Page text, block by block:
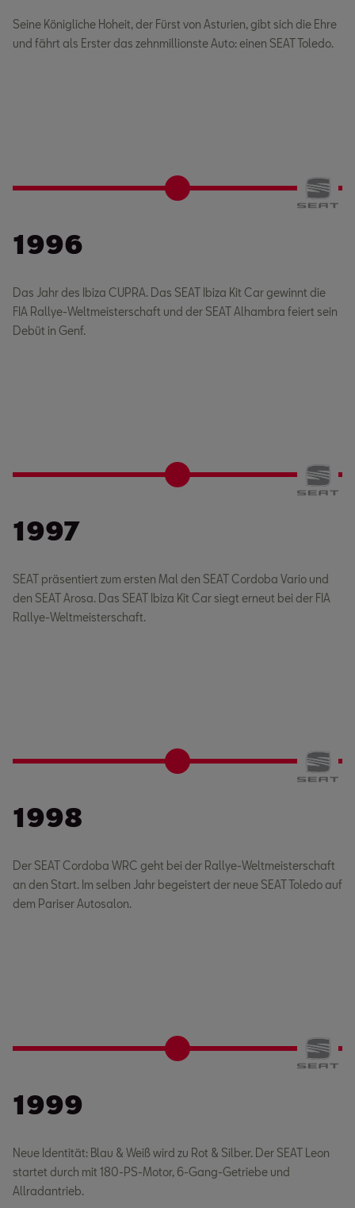
Seine Königliche Hoheit, der Fürst von Asturien, gibt sich die Ehre
und fährt als Erster das zehnmillionste Auto: einen SEAT Toledo.
1996
Das Jahr des Ibiza CUPRA. Das SEAT Ibiza Kit Car gewinnt die
FIA Rallye-Weltmeisterschaft und der SEAT Alhambra feiert sein
Debüt in Genf.
1997
SEAT präsentiert zum ersten Mal den SEAT Cordoba Vario und
den SEAT Arosa. Das SEAT Ibiza Kit Car siegt erneut bei der FIA
Rallye-Weltmeisterschaft.
1998
Der SEAT Cordoba WRC geht bei der Rallye-Weltmeisterschaft
an den Start. Im selben Jahr begeistert der neue SEAT Toledo auf
dem Pariser Autosalon.
1999
Neue Identität: Blau & Weiß wird zu Rot & Silber. Der SEAT Leon
startet durch mit 180-PS-Motor, 6-Gang-Getriebe und
Allradantrieb.